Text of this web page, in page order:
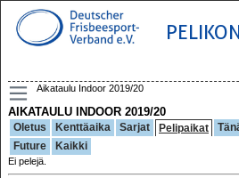
Aikataulu Indoor 2019/20
AIKATAULU INDOOR 2019/20
Oletus Kenttäaika Sarjat Pelipaikat
Future
Kaikki
Ei pelejä.